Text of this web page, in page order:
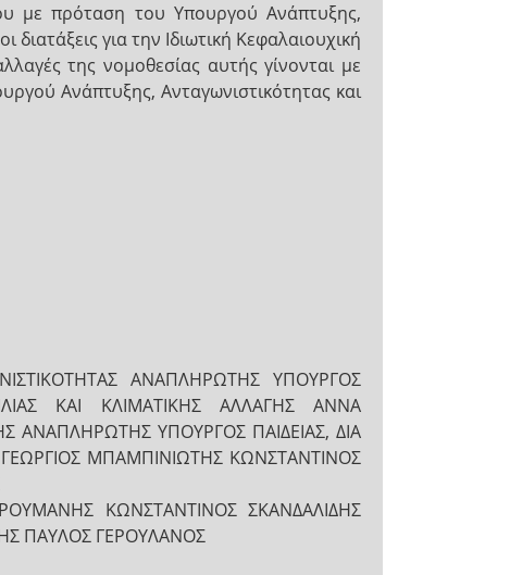
με πρόταση του Υπουργού Ανάπτυξης,
διατάξεις για την Ιδιωτική Κεφαλαιουχική
της νομοθεσίας αυτής γίνονται με
Ανάπτυξης, Ανταγωνιστικότητας και
ΑΝΑΠΛΗΡΩΤΗΣ ΥΠΟΥΡΓΟΣ
ΚΑΙ ΚΛΙΜΑΤΙΚΗΣ ΑΛΛΑΓΗΣ ΑΝΝΑ
ΑΝΑΠΛΗΡΩΤΗΣ ΥΠΟΥΡΓΟΣ ΠΑΙΔΕΙΑΣ, ΔΙΑ
ΜΠΑΜΠΙΝΙΩΤΗΣ ΚΩΝΣΤΑΝΤΙΝΟΣ
ΚΩΝΣΤΑΝΤΙΝΟΣ ΣΚΑΝΔΑΛΙΔΗΣ
ΠΑΥΛΟΣ ΓΕΡΟΥΛΑΝΟΣ